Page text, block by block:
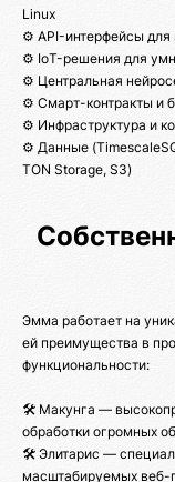
Linux
⚙️ API-интерфейсы
⚙️ IoT-решения для
⚙️ Центральная
⚙️ Смарт-контракты и
⚙️ Инфраструктура и
⚙️ Данные
TON Storage, S3)
Эмма работает на
ей преимущества в
функциональности:
🛠️ Макунга —
обработки огромных
🛠️ Элитарис —
масштабируемых веб-